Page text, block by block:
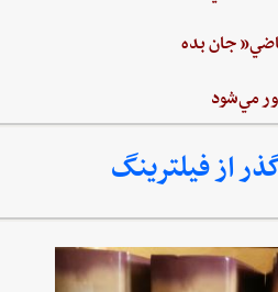
جان ‌بده‌
مي‌شود
از فیلترینگ